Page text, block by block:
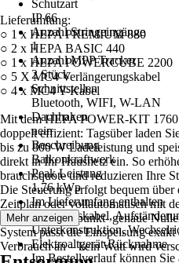
Schutzart
IP 66
Anzahl Stringeingänge
1
Anzahl MPP Tracker
2 Stück
Schnittstellen
Bluetooth, WIFI, W-LAN
Dachhaken
nein
Beschreibung
Balkonkraftwerk
Peak Leistung
1,76 kWp
Im Lieferumfang enthalten
Anschlusskabel,
Unterkonstruktion,
Elektroaltgerät-Rücknahme
Im Bestellverlauf können
Lieferumfang:
○ 1 x HEPA PREMIUM 880
○ 2 x HEPA BASIC 440
○ 1 x HEPA POWERCUBE 2200
○ 5 X MC4 Verlängerungskabel
○ 4 x MC4 Y-Kabel
Mit dem HEPA POWER-KIT 1760
doppelt effizient: Tagsüber laden
bis zu 800 W Ladeleistung und
direkt in Ihr Hausnetz ein. So
brauchsquote und reduzieren Ihre
Die Steuerung erfolgt bequem
Zeitplan oder vollautomatisch mit
Meter, der eine punkt- genaue
System passt die Einspeisung
Verbrauch an – kein Watt wird
Mehr anzeigen